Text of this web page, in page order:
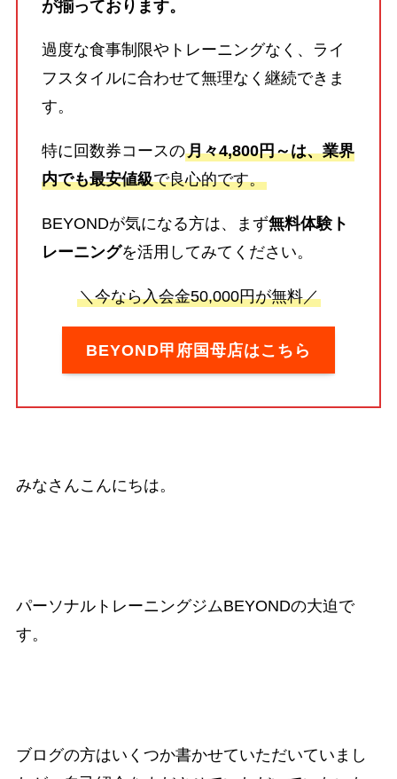
が揃っております。
過度な食事制限やトレーニングなく、ライ
フスタイルに合わせて無理なく継続できま
す。
特に回数券コースの月々4,800円～は、業界
内でも最安値級で良心的です。
BEYONDが気になる方は、まず無料体験ト
レーニングを活用してみてください。
＼今なら入会金50,000円が無料／
BEYOND甲府国母店はこちら
みなさんこんにちは。
パーソナルトレーニングジムBEYONDの大迫で
す。
ブログの方はいくつか書かせていただいていまし